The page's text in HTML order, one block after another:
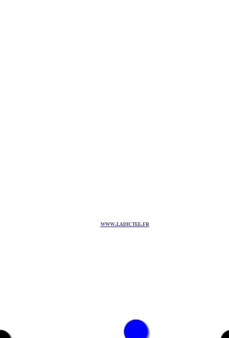
www.ladictee.fr